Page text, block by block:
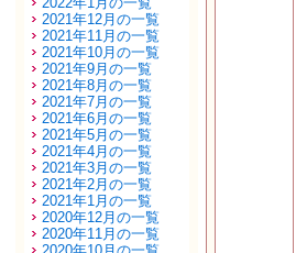
2021年12月の一覧
2021年11月の一覧
2021年10月の一覧
2021年9月の一覧
2021年8月の一覧
2021年7月の一覧
2021年6月の一覧
2021年5月の一覧
2021年4月の一覧
2021年3月の一覧
2021年2月の一覧
2021年1月の一覧
2020年12月の一覧
2020年11月の一覧